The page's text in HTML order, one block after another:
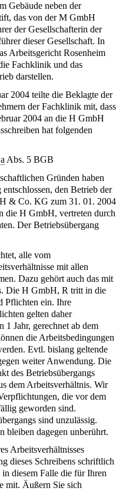
Gebäude neben der
das von der M GmbH
der Gesellschafterin der
dieser Gesellschaft. In
Arbeitsgericht Rosenheim
Fachklinik und das
darstellen.
2004 teilte die Beklagte der
der Fachklinik mit, dass
2004 an die H GmbH
hat folgenden
Abs. 5 BGB
Gründen haben
den Betrieb der
& Co. KG zum 31. 01. 2004
die H GmbH, vertreten durch
Der Betriebsübergang
alle vom
mit allen
Dazu gehört auch das mit
Die H GmbH, R tritt in die
Pflichten ein. Ihre
gelten daher
Jahr, gerechnet ab dem
die Arbeitsbedingungen
Evtl. bislang geltende
weiter Anwendung. Die
des Betriebsübergangs
dem Arbeitsverhältnis. Wir
die vor dem
geworden sind.
sind unzulässig.
bleiben dagegen unberührt.
Arbeitsverhältnisses
dieses Schreibens schriftlich
diesem Falle die für Ihren
mit. Äußern Sie sich